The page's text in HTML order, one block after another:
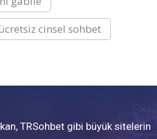
cinsel sohbet
TRSohbet gibi büyük sitelerin